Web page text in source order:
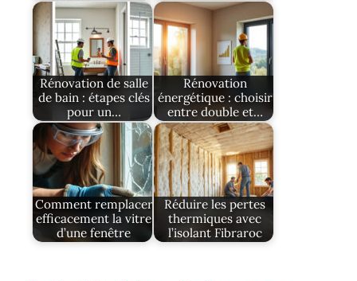
Rénovation de salle
de bain : étapes clés
pour un…
Rénovation
énergétique : choisir
entre double et…
Comment remplacer
efficacement la vitre
d’une fenêtre
Réduire les pertes
thermiques avec
l’isolant Fibraroc